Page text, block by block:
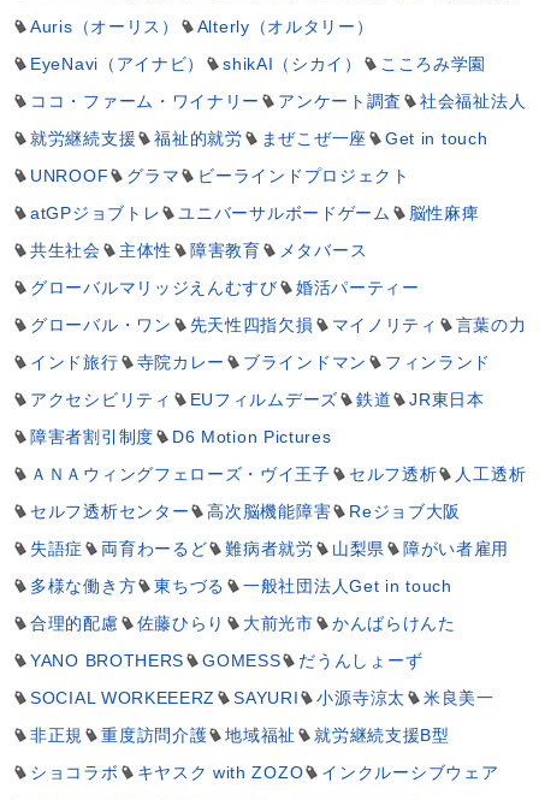
Auris（オーリス）
Alterly（オルタリー）
EyeNavi（アイナビ）
shikAI（シカイ）
こころみ学園
ココ・ファーム・ワイナリー
アンケート調査
社会福祉法人
就労継続支援
福祉的就労 まぜこぜ一座
Get in touch
UNROOF
グラマ
ビーラインドプロジェクト
atGPジョブトレ
ユニバーサルボードゲーム
脳性麻痺
共生社会
主体性 障害教育
メタバース
グローバルマリッジえんむすび
婚活パーティー
グローバル・ワン
先天性四指欠損 マイノリティ
言葉の力
インド旅行
寺院カレー ブラインドマン
フィンランド
アクセシビリティ
EUフィルムデーズ 鉄道
JR東日本
障害者割引制度
D6 Motion Pictures
ＡＮＡウィングフェローズ・ヴイ王子
セルフ透析
人工透析
セルフ透析センター
高次脳機能障害
Reジョブ大阪
失語症
両育わーるど 難病者就労 山梨県
障がい者雇用
多様な働き方
東ちづる
一般社団法人Get in touch
合理的配慮
佐藤ひらり 大前光市
かんばらけんた
YANO BROTHERS
GOMESS
だうんしょーず
SOCIAL WORKEEERZ
SAYURI 小源寺涼太
米良美一
非正規
重度訪問介護 地域福祉
就労継続支援B型
ショコラボ
キヤスク with ZOZO
インクルーシブウェア